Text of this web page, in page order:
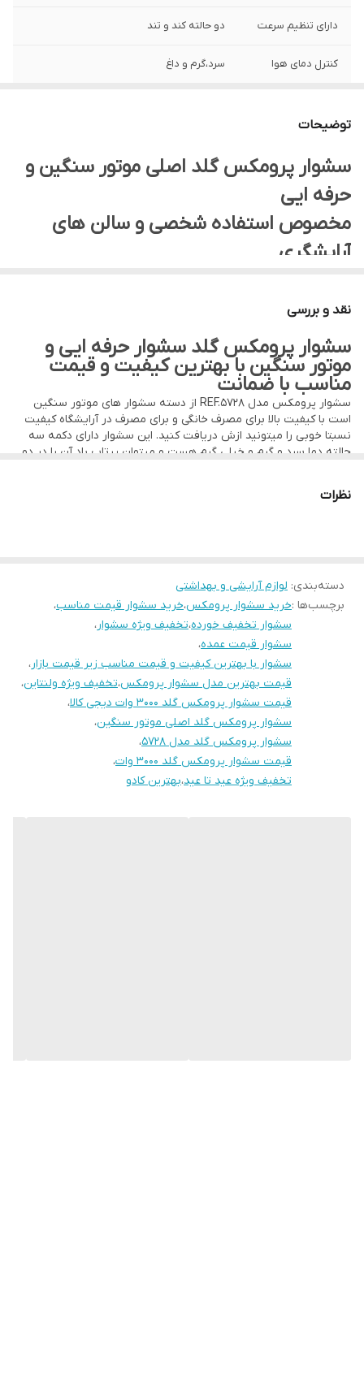
دارای تنظیم سرعت دو حالته کند و تند
کنترل دمای هوا سرد،گرم و داغ
کلگی کنترل باد دارد
جنس بدنه پلاستیک بسیار محکم
نوع موتور سشوار
توضیحات
سشوار پرومکس گلد اصلی موتور سنگین و
حرفه ایی
مخصوص استفاده شخصی و سالن های
آرایشگری
قدرت موتور : ۳۰۰۰ واقعی
دما : دو حالته
دارای حلقه آویز
دارای کلگی کنترل باد
جنس بدنه پلاستیک بسیار محکم
فروش به صورت حضوری و غیرحضوری
نقد و بررسی
سشوار پرومکس گلد سشوار حرفه ایی و
موتور سنگین با بهترین کیفیت و قیمت
مناسب با ضمانت
سشوار پرومکس مدل REF.5728 از دسته سشوار های موتور سنگین
است با کیفیت بالا برای مصرف خانگی و برای مصرف در آرایشگاه کیفیت
نسبتا خوبی را میتونید ازش دریافت کنید. این سشوار دارای دکمه سه
حالته دما سرد و گرم و خیلی گرم هست و میتوان پرتاب باد آن را در دو
موها را سرد کرد تا حالت آن برای زمان طولانی تری حفظ شود.
نظرات
دسته‌بندی: لوازم آرایشی و بهداشتی
برچسب‌ها :خرید سشوار پرومکس،خرید سشوار قیمت مناسب،
سشوار تخفیف خورده،تخفیف ویژه سشوار،
سشوار قیمت عمده،
سشوار با بهترین کیفیت و قیمت مناسب زیر قیمت بازار،
قیمت بهترین مدل سشوار پرومکس،تخفیف ویژه ولنتاین،
قیمت سشوار پرومکس گلد ۳۰۰۰ وات دیجی کالا
،
سشوار پرومکس گلد اصلی موتور سنگین،
سشوار پرومکس گلد مدل ۵۷۲۸
،
قیمت سشوار پرومکس گلد ۳۰۰۰ وات
،
تخفیف ویژه عید تا عید،بهترین کادو